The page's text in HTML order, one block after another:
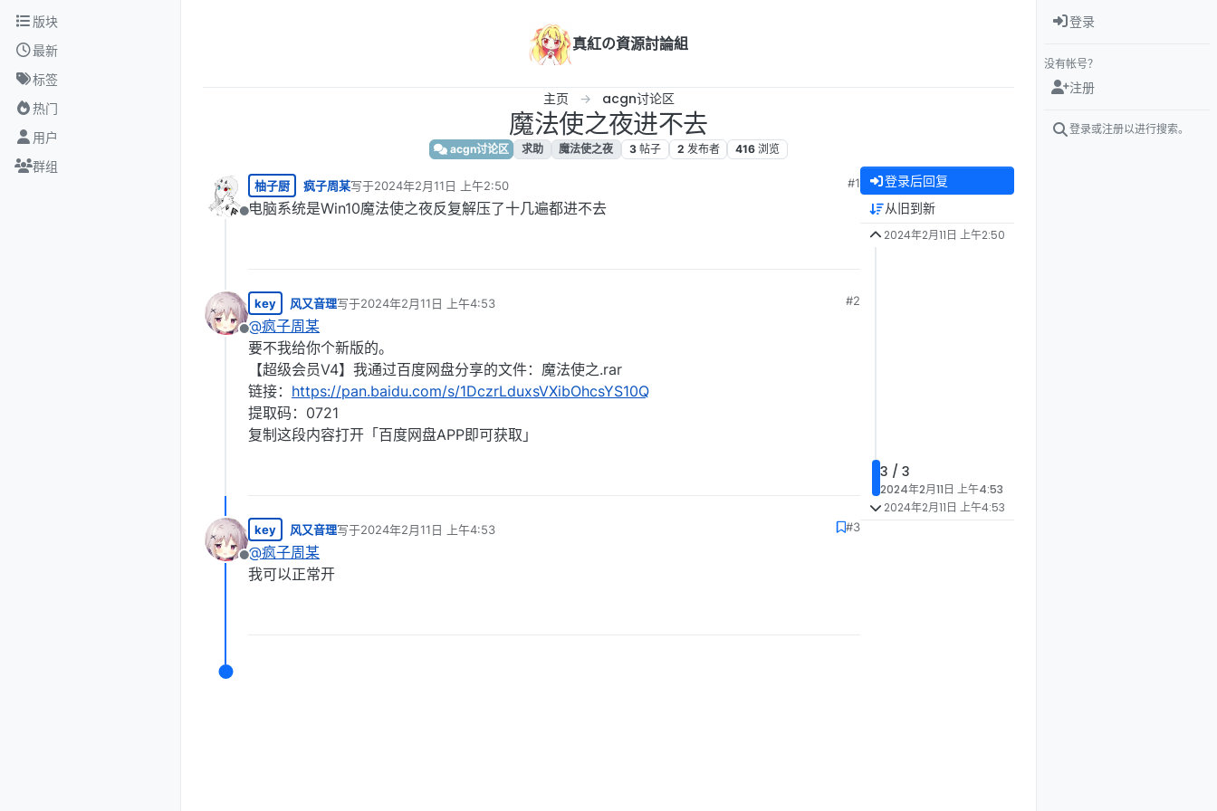
跳转至内容
版块
最新
标签
热门
用户
群组
真紅の資源討論組
主页 acgn讨论区
魔法使之夜进不去
acgn讨论区 求助 魔法使之夜 3 帖子 2 发布者 416 浏览
离线
柚子厨 疯子周某写于2024年2月11日 上午2:50
最后由 编辑
#1
电脑系统是Win10魔法使之夜反复解压了十几遍都进不去
离线
key 风又音理写于2024年2月11日 上午4:53
最后由 编辑
#2
@疯子周某
要不我给你个新版的。
【超级会员V4】我通过百度网盘分享的文件：魔法使之.rar
链接： https://pan.baidu.com/s/1DczrLduxsVXibOhcsYS10Q
提取码：0721
复制这段内容打开「百度网盘APP即可获取」
离线
key 风又音理写于2024年2月11日 上午4:53
最后由 编辑
#3
@疯子周某
我可以正常开
登录后回复
从旧到新
2024年2月11日 上午2:50
3 / 3
2024年2月11日 上午4:53
2024年2月11日 上午4:53
登录
没有帐号？
注册
登录或注册以进行搜索。